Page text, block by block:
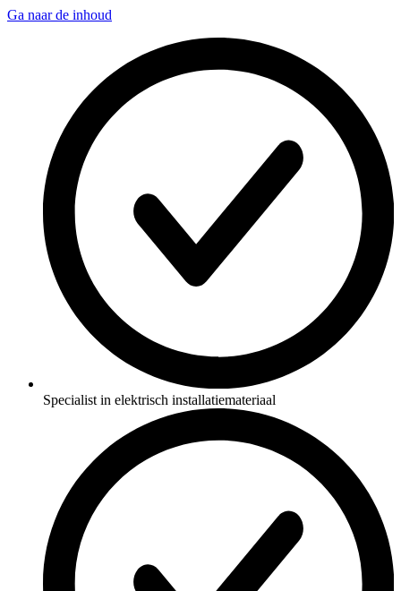
Ga naar de inhoud
Specialist in elektrisch installatiemateriaal